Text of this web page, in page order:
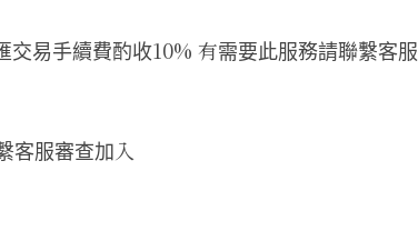
交易手續費酌收10% 有需要此服務請聯繫客服
客服審查加入